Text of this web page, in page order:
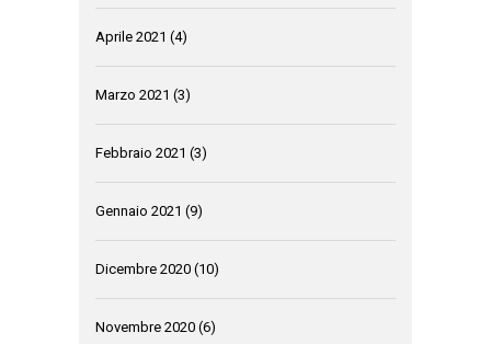
Aprile 2021 (4)
Marzo 2021 (3)
Febbraio 2021 (3)
Gennaio 2021 (9)
Dicembre 2020 (10)
Novembre 2020 (6)